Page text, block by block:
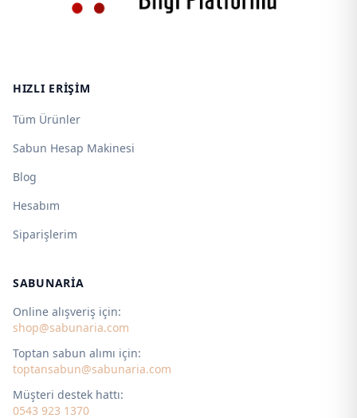
HIZLI ERIŞIM
Tüm Ürünler
Sabun Hesap Makinesi
Blog
Hesabım
Siparişlerim
SABUNARIA
Online alışveriş için:
shop@sabunaria.com
Toptan sabun alımı için:
toptansabun@sabunaria.com
Müşteri destek hattı:
0543 923 1370